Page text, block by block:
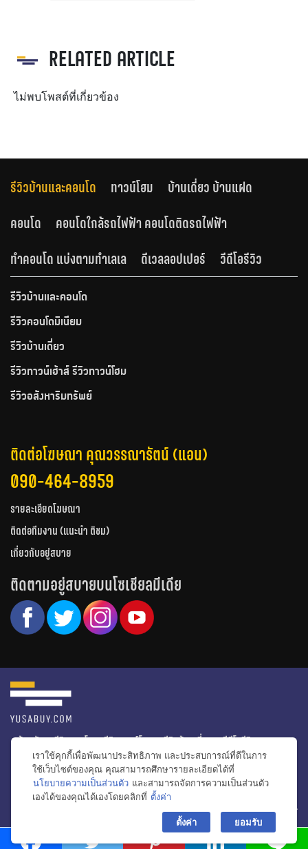
RELATED ARTICLE
ไม่พบโพสต์ที่เกี่ยวข้อง
รีวิวบ้านและคอนโด ทาวน์โฮม
บ้านเดี่ยว บ้านแฝด
คอนโด
คอนโดใกล้รถไฟฟ้า คอนโดติดรถไฟฟ้า
ทำคอนโด แบ่งตามทำเลเล
ดีเวลลอปเปอร์ วีดีโอรีวิว
รีวิวบ้านและคอนโด
รีวิวคอนโดมิเนียม
รีวิวบ้านเดี่ยว
รีวิวทาวน์เฮ้าส์ รีวิวทาวน์โฮม
รีวิวอสังหาริมทรัพย์
ติดต่อโฆษณา คุณวรรณารัตน์ (แอน)
090-464-8959
รายละเอียดโฆษณา
ติดต่อทีมงาน (แนะนำ ติชม)
เกี่ยวกับอยู่สบาย
ติดตามอยู่สบายบนโซเชียลมีเดีย
หน้าหลัก รีวิวคอนโด รีวิวทาวน์โฮม รีวิวบ้านเดี่ยว
วีดีโอรีวิว
ไอเดียแต่งบ้าน
ข่าวอสังหาริมทรัพย์
โปรโมชั่นบ้านและคอนโด
โครงการน่าสนใจ
© สงวนลิขสิทธิ์ 2556-2564
เราใช้คุกกี้เพื่อพัฒนาประสิทธิภาพ และประสบการณ์ที่ดีในการ
ใช้เว็บไซต์ของคุณ คุณสามารถศึกษารายละเอียดได้ที่
นโยบายความเป็นส่วนตัว และสามารถจัดการความเป็นส่วนตัว
เองได้ของคุณได้เองโดยคลิกที่ ตั้งค่า
ตั้งค่า ยอมรับ